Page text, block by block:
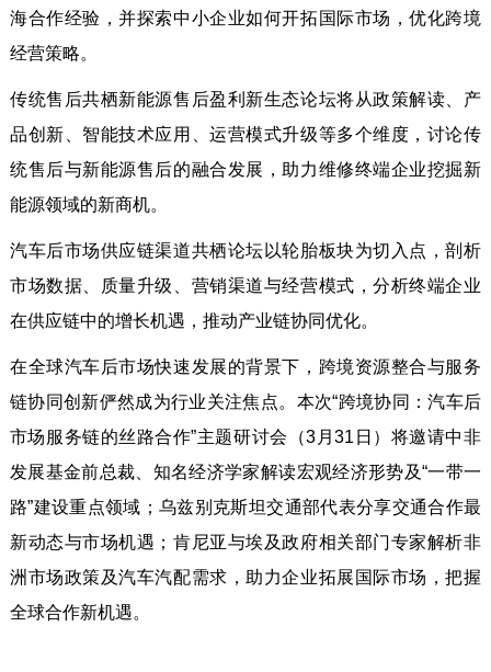
海合作经验，并探索中小企业如何开拓国际市场，优化跨境
经营策略。
传统售后共栖新能源售后盈利新生态论坛将从政策解读、产
品创新、智能技术应用、运营模式升级等多个维度，讨论传
统售后与新能源售后的融合发展，助力维修终端企业挖掘新
能源领域的新商机。
汽车后市场供应链渠道共栖论坛以轮胎板块为切入点，剖析
市场数据、质量升级、营销渠道与经营模式，分析终端企业
在供应链中的增长机遇，推动产业链协同优化。
在全球汽车后市场快速发展的背景下，跨境资源整合与服务
链协同创新俨然成为行业关注焦点。本次“跨境协同：汽车后
市场服务链的丝路合作”主题研讨会（3月31日）将邀请中非
发展基金前总裁、知名经济学家解读宏观经济形势及“一带一
路”建设重点领域；乌兹别克斯坦交通部代表分享交通合作最
新动态与市场机遇；肯尼亚与埃及政府相关部门专家解析非
洲市场政策及汽车汽配需求，助力企业拓展国际市场，把握
全球合作新机遇。